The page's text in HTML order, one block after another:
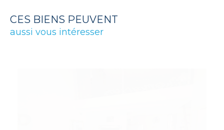
CES BIENS PEUVENT
aussi vous intéresser